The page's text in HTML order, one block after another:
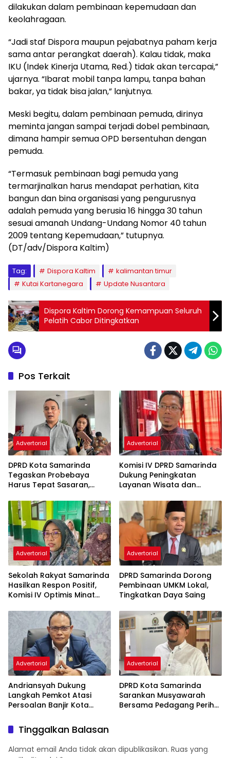
dilakukan dalam pembinaan kepemudaan dan
keolahragaan.
“Jadi staf Dispora maupun pejabatnya paham kerja
sama antar perangkat daerah). Kalau tidak, maka
IKU (Indek Kinerja Utama, Red.) tidak akan tercapai,”
ujarnya. “Ibarat mobil tanpa lampu, tanpa bahan
bakar, ya tidak bisa jalan,” lanjutnya.
Meski begitu, dalam pembinaan pemuda, dirinya
meminta jangan sampai terjadi dobel pembinaan,
dimana hampir semua OPD bersentuhan dengan
pemuda.
“Termasuk pembinaan bagi pemuda yang
termarjinalkan harus mendapat perhatian, Kita
bangun dan bina organisasi yang pengurusnya
adalah pemuda yang berusia 16 hingga 30 tahun
sesuai amanah Undang-Undang Nomor 40 tahun
2009 tentang Kepemudaan,” tutupnya.
(DT/adv/Dispora Kaltim)
Tag: Dispora Kaltim
kalimantan timur
Kutai Kartanegara
Update Nusantara
Dispora Kaltim Dorong Kemampuan Seluruh
Pelatih Cabor Ditingkatkan
Pos Terkait
Advertorial
DPRD Kota Samarinda
Tegaskan Probebaya
Harus Tepat Sasaran,
Semata
Advertorial
Komisi IV DPRD Samarinda
Dukung Peningkatan
Layanan Wisata dan
Advertorial
Sekolah Rakyat Samarinda
Hasilkan Respon Positif,
Komisi IV Optimis Minat
Advertorial
DPRD Samarinda Dorong
Pembinaan UMKM Lokal,
Tingkatkan Daya Saing
Advertorial
Andriansyah Dukung
Langkah Pemkot Atasi
Persoalan Banjir Kota
Advertorial
DPRD Kota Samarinda
Sarankan Musyawarah
Bersama Pedagang Perihal
Tinggalkan Balasan
Alamat email Anda tidak akan dipublikasikan. Ruas yang